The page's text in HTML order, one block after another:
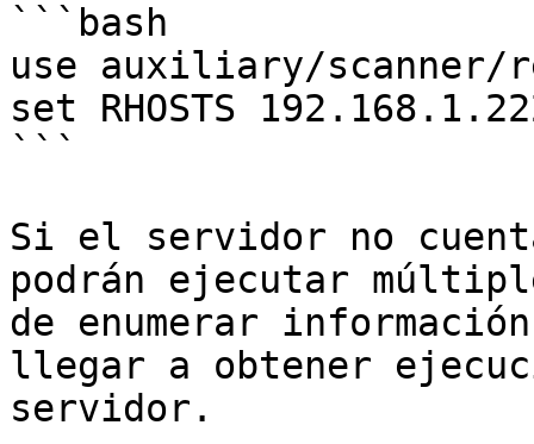
```bash
use auxiliary/scanner/
set RHOSTS
```
Si el servidor no
podrán ejecutar
de enumerar
llegar a obtener
servidor.